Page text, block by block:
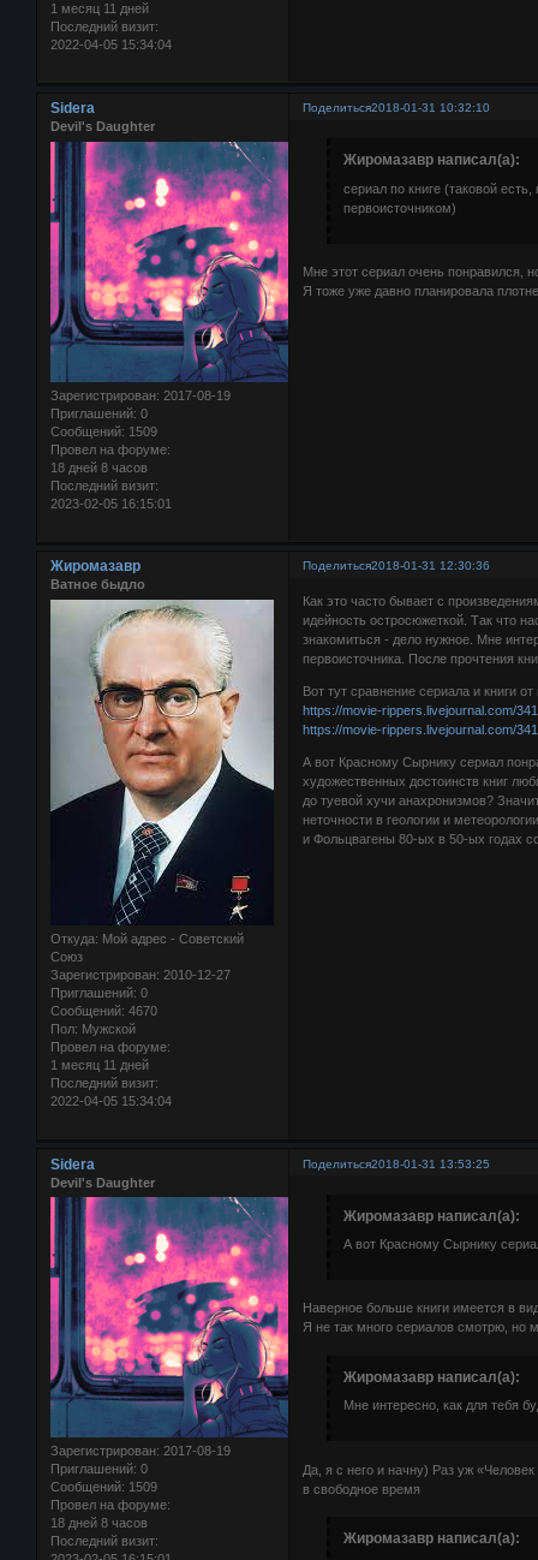
1 месяц 11 дней
Последний визит:
2022-04-05 15:34:04
Поделиться2018-01-31 10:32:10
Sidera
Devil's Daughter
Зарегистрирован: 2017-08-19
Приглашений: 0
Сообщений: 1509
Провел на форуме:
18 дней 8 часов
Последний визит:
2023-02-05 16:15:01
Жиромазавр написал(а):
сериал по книге (таковой
первоисточником)
Мне этот сериал очень понравился,
Я тоже уже давно планировала
Поделиться2018-01-31 12:30:36
Жиромазавр
Ватное быдло
Откуда: Мой адрес - Советский
Союз
Зарегистрирован: 2010-12-27
Приглашений: 0
Сообщений: 4670
Пол: Мужской
Провел на форуме:
1 месяц 11 дней
Последний визит:
2022-04-05 15:34:04
Как это часто бывает с
идейность остросюжеткой. Так что
знакомиться - дело нужное. Мне
первоисточника. После прочтения
Вот тут сравнение сериала и книги от
https://movie-rippers.livejournal.com/
https://movie-rippers.livejournal.com/
А вот Красному Сырнику сериал
художественных достоинств книг
до туевой хучи анахронизмов?
неточности в геологии и
и Фольцвагены 80-ых в 50-ых годах
Поделиться2018-01-31 13:53:25
Sidera
Devil's Daughter
Зарегистрирован: 2017-08-19
Приглашений: 0
Сообщений: 1509
Провел на форуме:
18 дней 8 часов
Последний визит:
Жиромазавр написал(а):
А вот Красному Сырнику
Наверное больше книги имеется в
Я не так много сериалов смотрю, но
Жиромазавр написал(а):
Мне интересно, как для тебя
Да, я с него и начну) Раз уж
в свободное время
Жиромазавр написал(а):